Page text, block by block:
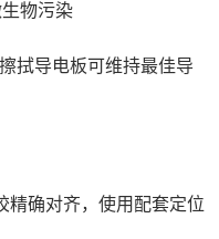
物污染
拭导电板可维持最佳导
精确对齐，使用配套定位